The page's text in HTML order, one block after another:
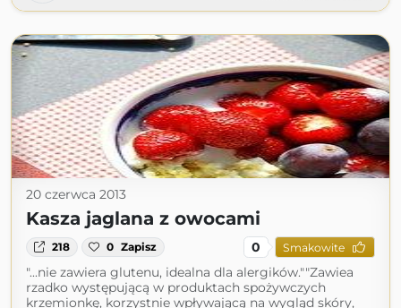
20 czerwca 2013
Kasza jaglana z owocami
218 0 Zapisz 0 Smakowite
"...nie zawiera glutenu, idealna dla alergików.""Zawiea
rzadko występującą w produktach spożywczych
krzemionkę, korzystnie wpływającą na wygląd skóry,